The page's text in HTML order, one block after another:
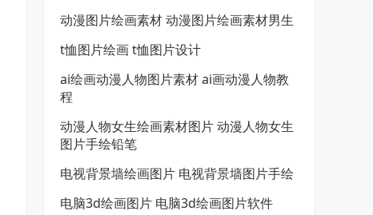
动漫图片绘画素材 动漫图片绘画素材男生
t恤图片绘画 t恤图片设计
ai绘画动漫人物图片素材 ai画动漫人物教
程
动漫人物女生绘画素材图片 动漫人物女生
图片手绘铅笔
电视背景墙绘画图片 电视背景墙图片手绘
电脑3d绘画图片 电脑3d绘画图片软件